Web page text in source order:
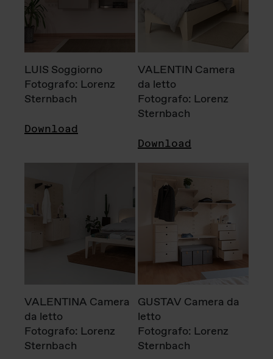
LUIS Soggiorno
Fotografo: Lorenz
Sternbach
Download
VALENTIN Camera
da letto
Fotografo: Lorenz
Sternbach
Download
VALENTINA Camera
da letto
Fotografo: Lorenz
Sternbach
GUSTAV Camera da
letto
Fotografo: Lorenz
Sternbach